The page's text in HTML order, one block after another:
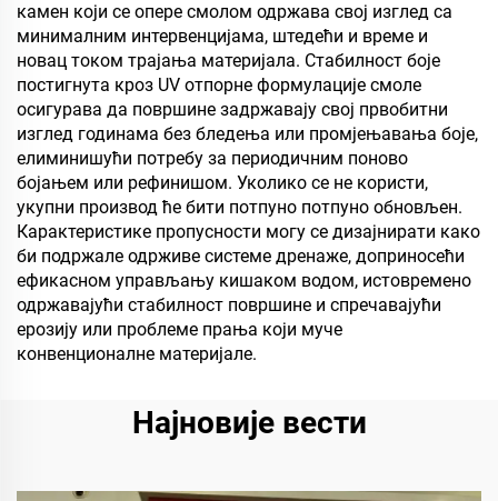
камен који се опере смолом одржава свој изглед са
минималним интервенцијама, штедећи и време и
новац током трајања материјала. Стабилност боје
постигнута кроз UV отпорне формулације смоле
осигурава да површине задржавају свој првобитни
изглед годинама без бледења или промјењавања боје,
елиминишући потребу за периодичним поново
бојањем или рефинишом. Уколико се не користи,
укупни производ ће бити потпуно потпуно обновљен.
Карактеристике пропусности могу се дизајнирати како
би подржале одрживе системе дренаже, доприносећи
ефикасном управљању кишаком водом, истовремено
одржавајући стабилност површине и спречавајући
ерозију или проблеме прања који муче
конвенционалне материјале.
Најновије вести